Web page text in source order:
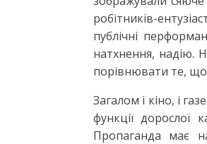
робітників-
публічні
натхнення, надію.
порівнювати те, що
Загалом і кіно, і
функції
Пропаганда має